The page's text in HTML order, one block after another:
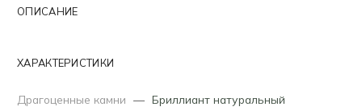
ОПИСАНИЕ
ХАРАКТЕРИСТИКИ
Драгоценные камни — Бриллиант натуральный